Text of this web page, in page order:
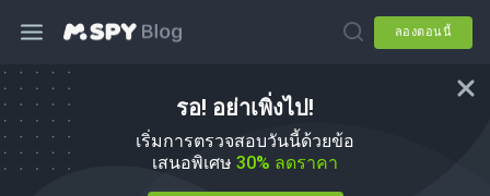
ลองตอนนี้
รอ! อย่าเพิ่งไป!
เริ่มการตรวจสอบวันนี้ด้วยข้อ
เสนอพิเศษ 30% ลดราคา